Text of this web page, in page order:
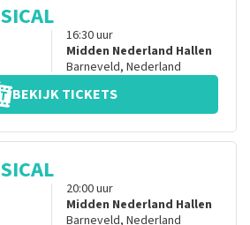
16:30uur
Midden Nederland Hallen
Barneveld, Nederland
BEKIJK TICKETS
20:00uur
Midden Nederland Hallen
Barneveld, Nederland